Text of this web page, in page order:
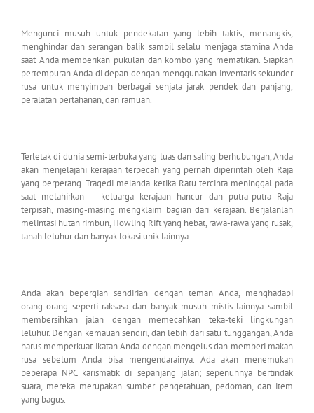
Mengunci musuh untuk pendekatan yang lebih taktis; menangkis,
menghindar dan serangan balik sambil selalu menjaga stamina Anda
saat Anda memberikan pukulan dan kombo yang mematikan. Siapkan
pertempuran Anda di depan dengan menggunakan inventaris sekunder
rusa untuk menyimpan berbagai senjata jarak pendek dan panjang,
peralatan pertahanan, dan ramuan.
Terletak di dunia semi-terbuka yang luas dan saling berhubungan, Anda
akan menjelajahi kerajaan terpecah yang pernah diperintah oleh Raja
yang berperang. Tragedi melanda ketika Ratu tercinta meninggal pada
saat melahirkan – keluarga kerajaan hancur dan putra-putra Raja
terpisah, masing-masing mengklaim bagian dari kerajaan. Berjalanlah
melintasi hutan rimbun, Howling Rift yang hebat, rawa-rawa yang rusak,
tanah leluhur dan banyak lokasi unik lainnya.
Anda akan bepergian sendirian dengan teman Anda, menghadapi
orang-orang seperti raksasa dan banyak musuh mistis lainnya sambil
membersihkan jalan dengan memecahkan teka-teki lingkungan
leluhur. Dengan kemauan sendiri, dan lebih dari satu tunggangan, Anda
harus memperkuat ikatan Anda dengan mengelus dan memberi makan
rusa sebelum Anda bisa mengendarainya. Ada akan menemukan
beberapa NPC karismatik di sepanjang jalan; sepenuhnya bertindak
suara, mereka merupakan sumber pengetahuan, pedoman, dan item
yang bagus.